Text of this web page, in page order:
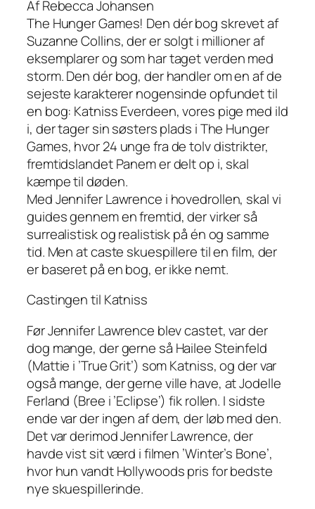
Af Rebecca Johansen
The Hunger Games! Den dér bog skrevet af
Suzanne Collins, der er solgt i millioner af
eksemplarer og som har taget verden med
storm. Den dér bog, der handler om en af de
sejeste karakterer nogensinde opfundet til
en bog: Katniss Everdeen, vores pige med ild
i, der tager sin søsters plads i The Hunger
Games, hvor 24 unge fra de tolv distrikter,
fremtidslandet Panem er delt op i, skal
kæmpe til døden.
Med Jennifer Lawrence i hovedrollen, skal vi
guides gennem en fremtid, der virker så
surrealistisk og realistisk på én og samme
tid. Men at caste skuespillere til en film, der
er baseret på en bog, er ikke nemt.
Castingen til Katniss
Før Jennifer Lawrence blev castet, var der
dog mange, der gerne så Hailee Steinfeld
(Mattie i ’True Grit’) som Katniss, og der var
også mange, der gerne ville have, at Jodelle
Ferland (Bree i ’Eclipse’) fik rollen. I sidste
ende var der ingen af dem, der løb med den.
Det var derimod Jennifer Lawrence, der
havde vist sit værd i filmen ’Winter’s Bone’,
hvor hun vandt Hollywoods pris for bedste
nye skuespillerinde.